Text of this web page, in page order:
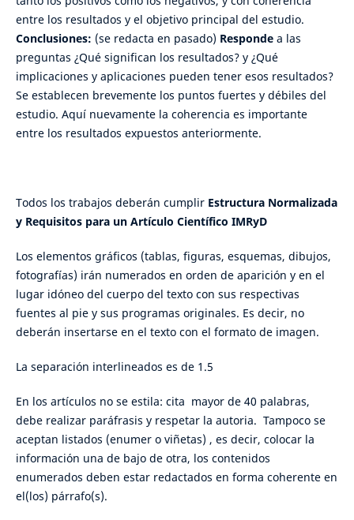
entre los resultados y el objetivo principal del estudio.
Conclusiones: (se redacta en pasado) Respondea las
preguntas ¿Qué significan los resultados? y ¿Qué
implicaciones y aplicaciones pueden tener esos resultados?
Se establecen brevemente los puntos fuertes y débiles del
estudio. Aquí nuevamente la coherencia es importante
entre los resultados expuestos anteriormente.
Todos los trabajos deberán cumplir Estructura Normalizada
y Requisitos para un Artículo Científico IMRyD
Los elementos gráficos (tablas, figuras, esquemas, dibujos,
fotografías) irán numerados en orden de aparición y en el
lugar idóneo del cuerpo del texto con sus respectivas
fuentes al pie y sus programas originales. Es decir, no
deberán insertarse en el texto con el formato de imagen.
La separación interlineados es de 1.5
En los artículos no se estila: cita mayor de 40 palabras,
debe realizar paráfrasis y respetar la autoria. Tampoco se
aceptan listados (enumer o viñetas) , es decir, colocar la
información una de bajo de otra, los contenidos
enumerados deben estar redactados en forma coherente en
el(los) párrafo(s).